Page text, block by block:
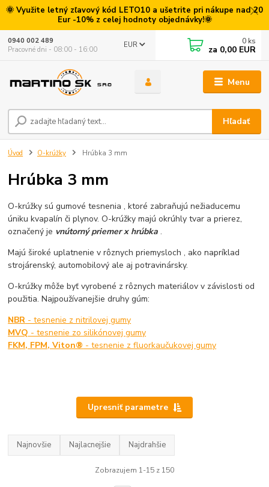
🌞 Využite letný zľavový kód LETO10 a ušetrite pri nákupe nad 20
Eur -10% z celej hodnoty objednávky!🌞
Menu
EUR
Hľadať
0940 002 489
Pracovné dni - 08:00 - 16:00
0 ks
za 0,00 EUR
Úvod O-krúžky Hrúbka 3 mm
Hrúbka 3 mm
O-krúžky sú gumové tesnenia , ktoré zabraňujú nežiaducemu
úniku kvapalín či plynov. O-krúžky majú okrúhly tvar a prierez,
označený je vnútorný priemer x hrúbka .
Majú široké uplatnenie v rôznych priemysloch , ako napríklad
strojárenský, automobilový ale aj potravinársky.
O-krúžky môže byť vyrobené z rôznych materiálov v závislosti od
použitia. Najpoužívanejšie druhy gúm:
NBR - tesnenie z nitrilovej gumy
MVQ - tesnenie zo silikónovej gumy
FKM, FPM, Viton® - tesnenie z fluorkaučukovej gumy
Upresniť parametre
Najnovšie Najlacnejšie Najdrahšie
Zobrazujem 1-15 z 150